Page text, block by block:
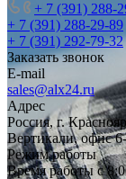
+ 7 (391) 288-
+ 7 (391) 288-29-89
+ 7 (391) 292-79-32
Заказать звонок
E-mail
sales@alx24.ru
Адрес
Россия, г.
Вертикали, офис
Режим работы
Время работы с